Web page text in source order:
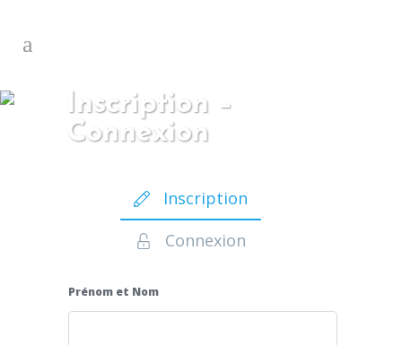
Inscription –
Connexion
Inscription
Connexion
Prénom et Nom